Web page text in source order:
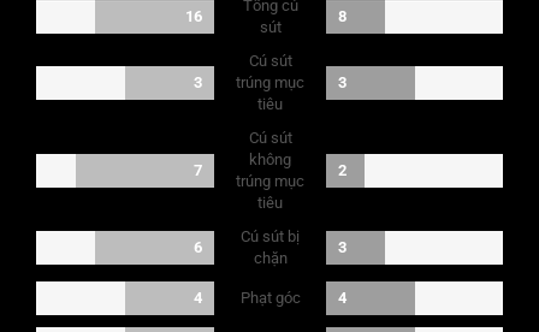
16
Tổng cú
sút
8
3
Cú sút
trúng mục
tiêu
3
7
Cú sút
không
trúng mục
tiêu
2
6
Cú sút bị
chặn
3
4 Phạt góc 4